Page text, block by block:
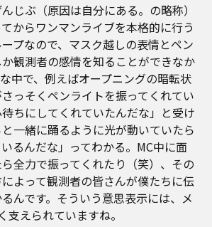
じぶ（原因は自分にある。の略称）
からワンマンライブを本格的に行う
プなので、マスク越しの表情とペン
観測者の感情を知ることができなか
中で、例えばオープニングの暗転状
っそくペンライトを振ってくれてい
ちにしてくれていたんだな」と受け
一緒に踊るように光が動いていたら
いるんだな」ってわかる。MC中に面
全力で振ってくれたり（笑）、その
よって観測者の皆さんが僕たちに伝
んです。そういう意思表示には、メ
支えられていますね。